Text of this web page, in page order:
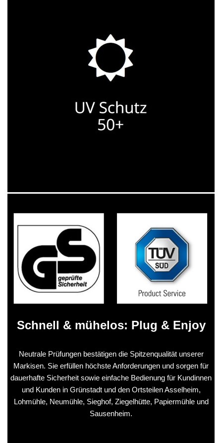
Schnell & mühelos: Plug & Enjoy
Neutrale Prüfungen bestätigen die Spitzenqualität unserer
Markisen. Sie erfüllen höchste Anforderungen und sorgen für
dauerhafte Sicherheit sowie einfache Bedienung für Kundinnen
und Kunden in Grünstadt und den Ortsteilen Asselheim,
Lohmühle, Neumühle, Sieghof, Ziegelhütte, Papiermühle und
Sausenheim.